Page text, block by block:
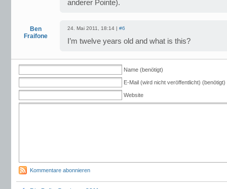
anderer Pointe).
Ben
Fraifone
24. Mai 2011, 18:14 | #6
I’m twelve years old and what is this?
Name (benötigt)
E-Mail (wird nicht veröffentlicht) (benötigt)
Website
Kommentare abonnieren